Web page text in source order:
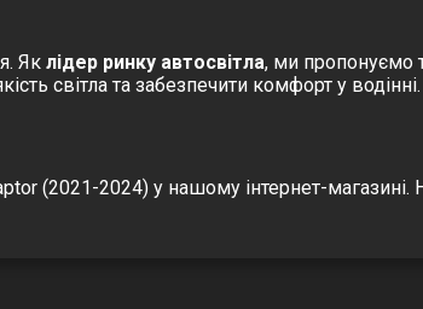
Як лідер ринку автосвітла, ми пропонуємо
світла та забезпечити комфорт у
(2021-2024) у нашому інтернет-